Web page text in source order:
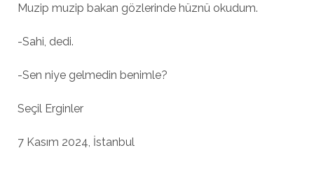
Muzip muzip bakan gözlerinde hüznü okudum.
-Sahi, dedi.
-Sen niye gelmedin benimle?
Seçil Erginler
7 Kasım 2024, İstanbul